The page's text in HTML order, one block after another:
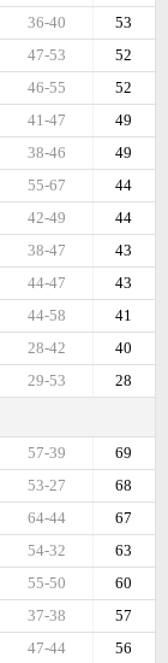
53
36-40
52
47-53
52
46-55
49
41-47
49
38-46
44
55-67
44
42-49
43
38-47
43
44-47
41
44-58
40
28-42
28
29-53
69
57-39
68
53-27
67
64-44
63
54-32
60
55-50
57
37-38
56
47-44